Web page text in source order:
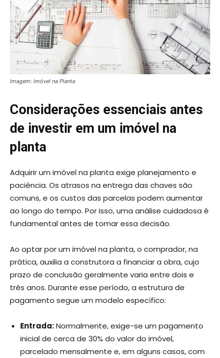
Imagem: Imóvel na Planta
Considerações essenciais antes
de investir em um imóvel na
planta
Adquirir um imóvel na planta exige planejamento e
paciência. Os atrasos na entrega das chaves são
comuns, e os custos das parcelas podem aumentar
ao longo do tempo. Por isso, uma análise cuidadosa é
fundamental antes de tomar essa decisão.
Ao optar por um imóvel na planta, o comprador, na
prática, auxilia a construtora a financiar a obra, cujo
prazo de conclusão geralmente varia entre dois e
três anos. Durante esse período, a estrutura de
pagamento segue um modelo específico:
Entrada:Normalmente, exige-se um pagamento
inicial de cerca de 30% do valor do imóvel,
parcelado mensalmente e, em alguns casos, com